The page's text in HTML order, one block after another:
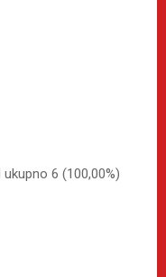
6 (100,00%)